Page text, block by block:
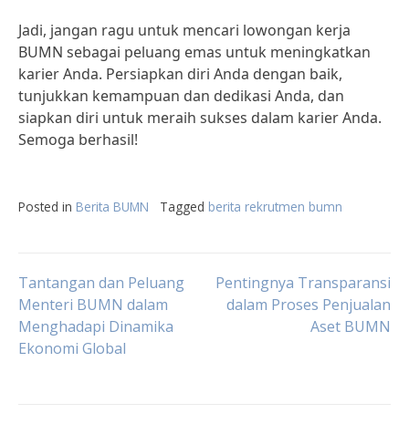
Jadi, jangan ragu untuk mencari lowongan kerja
BUMN sebagai peluang emas untuk meningkatkan
karier Anda. Persiapkan diri Anda dengan baik,
tunjukkan kemampuan dan dedikasi Anda, dan
siapkan diri untuk meraih sukses dalam karier Anda.
Semoga berhasil!
Posted in Berita BUMN Tagged berita rekrutmen bumn
Post
navigation
Tantangan dan Peluang
Menteri BUMN dalam
Menghadapi Dinamika
Ekonomi Global
Pentingnya Transparansi
dalam Proses Penjualan
Aset BUMN